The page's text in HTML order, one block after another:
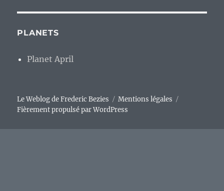
PLANETS
Planet April
Le Weblog de Frederic Bezies
Mentions légales
Fièrement propulsé par WordPress